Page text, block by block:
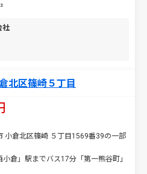
社
北区篠崎５丁目
小倉北区篠崎 ５丁目1569番39の一部
倉」駅までバス17分「第一熊谷町」